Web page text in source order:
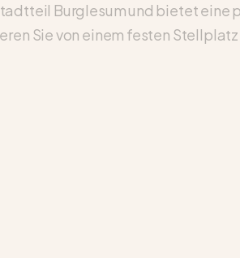
Burglesum und bietet eine
Sie von einem festen